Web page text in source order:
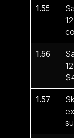
1.55
1.56
1.57